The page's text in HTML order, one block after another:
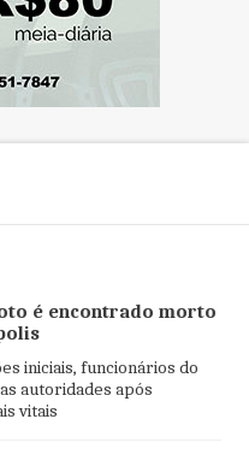
é encontrado morto
iniciais, funcionários do
autoridades após
vitais